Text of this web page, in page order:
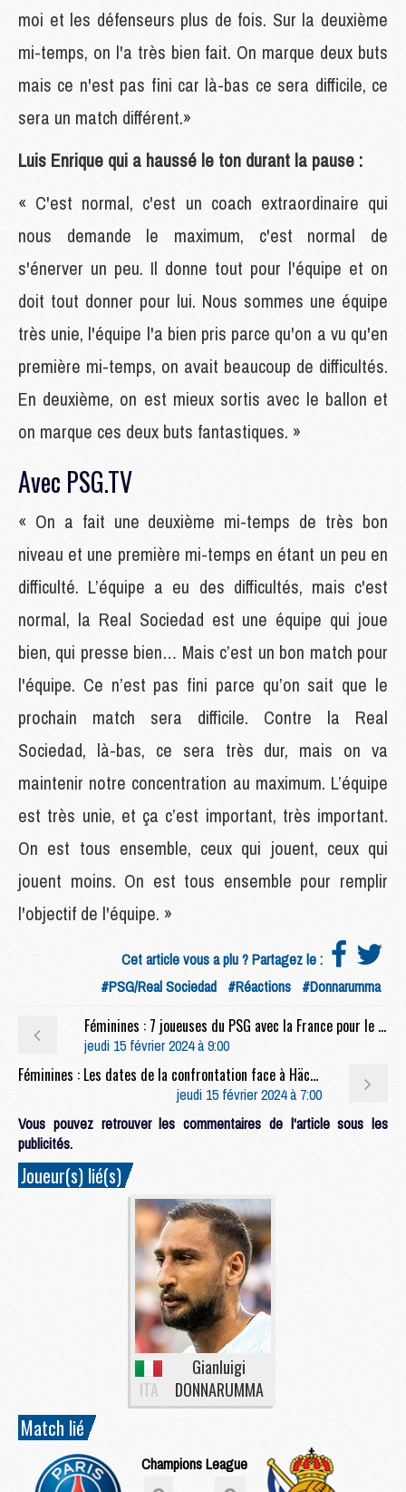
moi et les défenseurs plus de fois. Sur la deuxième
mi-temps, on l'a très bien fait. On marque deux buts
mais ce n'est pas fini car là-bas ce sera difficile, ce
sera un match différent.»
Luis Enrique qui a haussé le ton durant la pause :
« C'est normal, c'est un coach extraordinaire qui
nous demande le maximum, c'est normal de
s'énerver un peu. Il donne tout pour l'équipe et on
doit tout donner pour lui. Nous sommes une équipe
très unie, l'équipe l'a bien pris parce qu'on a vu qu'en
première mi-temps, on avait beaucoup de difficultés.
En deuxième, on est mieux sortis avec le ballon et
on marque ces deux buts fantastiques. »
Avec PSG.TV
« On a fait une deuxième mi-temps de très bon
niveau et une première mi-temps en étant un peu en
difficulté. L’équipe a eu des difficultés, mais c'est
normal, la Real Sociedad est une équipe qui joue
bien, qui presse bien… Mais c’est un bon match pour
l'équipe. Ce n’est pas fini parce qu’on sait que le
prochain match sera difficile. Contre la Real
Sociedad, là-bas, ce sera très dur, mais on va
maintenir notre concentration au maximum. L’équipe
est très unie, et ça c’est important, très important.
On est tous ensemble, ceux qui jouent, ceux qui
jouent moins. On est tous ensemble pour remplir
l'objectif de l'équipe. »
Cet article vous a plu ? Partagez le :
#PSG/Real Sociedad #Réactions #Donnarumma
Féminines : 7 joueuses du PSG avec la France pour le final four de la Ligue des Nations
jeudi 15 février 2024 à 9:00
Féminines : Les dates de la confrontation face à Häcken fixées
jeudi 15 février 2024 à 7:00
Vous pouvez retrouver les commentaires de l'article sous les
publicités.
Joueur(s) lié(s)
ITA
Gianluigi
DONNARUMMA
Match lié
Champions League